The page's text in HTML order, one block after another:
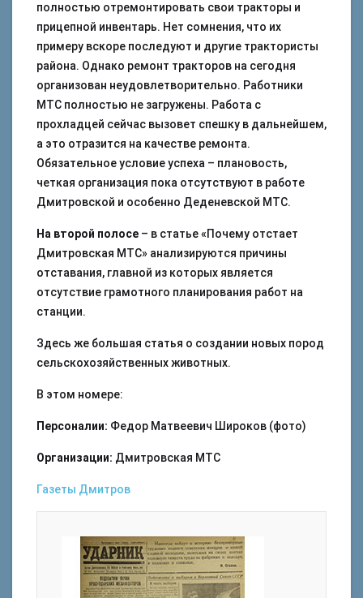
полностью отремонтировать свои тракторы и
прицепной инвентарь. Нет сомнения, что их
примеру вскоре последуют и другие трактористы
района. Однако ремонт тракторов на сегодня
организован неудовлетворительно. Работники
МТС полностью не загружены. Работа с
прохладцей сейчас вызовет спешку в дальнейшем,
а это отразится на качестве ремонта.
Обязательное условие успеха – плановость,
четкая организация пока отсутствуют в работе
Дмитровской и особенно Деденевской МТС.
На второй полосе – в статье «Почему отстает
Дмитровская МТС» анализируются причины
отставания, главной из которых является
отсутствие грамотного планирования работ на
станции.
Здесь же большая статья о создании новых пород
сельскохозяйственных животных.
В этом номере:
Персоналии: Федор Матвеевич Широков (фото)
Организации: Дмитровская МТС
Газеты Дмитров